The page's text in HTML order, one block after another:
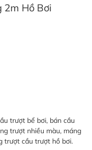
2m Hồ Bơi
trượt bể bơi, bán cầu
trượt nhiều màu, máng
trượt cầu trượt hồ bơi.